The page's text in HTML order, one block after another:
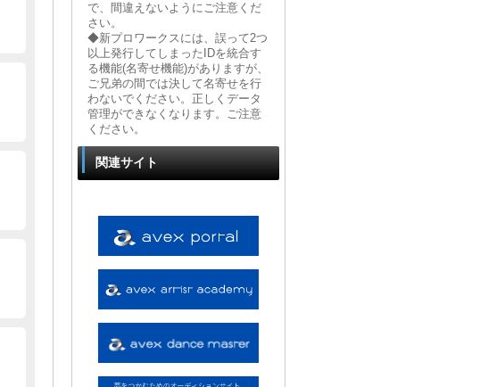
で、間違えないようにご注意くだ
さい。
◆新プロワークスには、誤って2つ
以上発行してしまったIDを統合す
る機能(名寄せ機能)がありますが、
ご兄弟の間では決して名寄せを行
わないでください。正しくデータ
管理ができなくなります。ご注意
ください。
関連サイト